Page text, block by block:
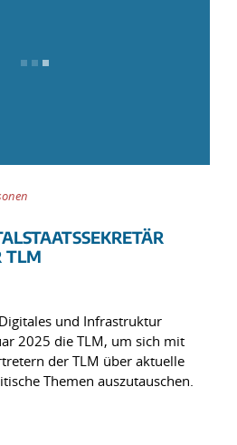
TLM
und Infrastruktur
2025 die TLM, um sich mit
der TLM über aktuelle
Themen auszutauschen.